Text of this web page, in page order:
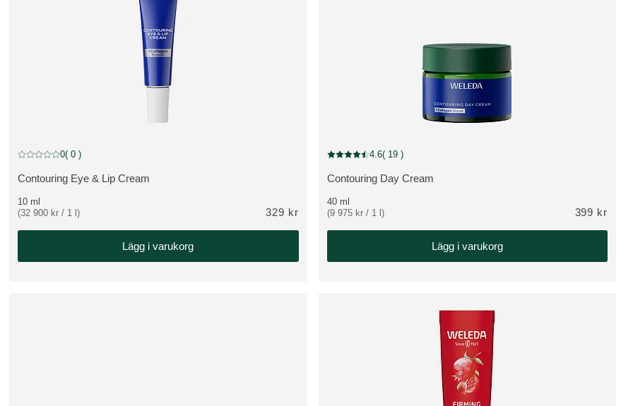
VISA PRODUKT:
Contouring Eye & Lip Cream
Nuvarande betyg: 0 av 5 stjärnor Betygsatt av 0 kunder
0( 0 )
10 ml
(32 900 kr / 1 l)
329 kr
Lägg i varukorg
VISA PRODUKT:
Contouring Day Cream
Nuvarande betyg: 4.6 av 5 stjärnor Betygsatt av 19 kunder
4.6( 19 )
40 ml
(9 975 kr / 1 l)
399 kr
Lägg i varukorg